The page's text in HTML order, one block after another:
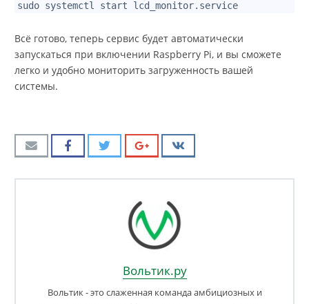
sudo systemctl start lcd_monitor.service
Всё готово, теперь сервис будет автоматически
запускаться при включении Raspberry Pi, и вы сможете
легко и удобно мониторить загруженность вашей
системы.
Вольтик.ру
Вольтик - это слаженная команда амбициозных и